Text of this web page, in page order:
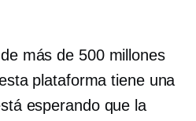
más de 500 millones
plataforma tiene una
esperando que la